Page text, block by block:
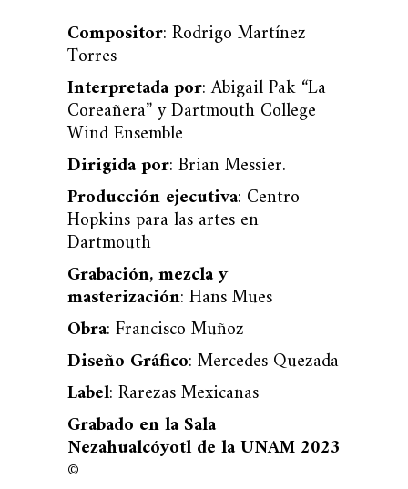
Compositor: Rodrigo Martínez
Torres
Interpretada por: Abigail Pak “La
Coreañera” y Dartmouth College
Wind Ensemble
Dirigida por: Brian Messier.
Producción ejecutiva: Centro
Hopkins para las artes en
Dartmouth
Grabación, mezcla y
masterización: Hans Mues
Obra: Francisco Muñoz
Diseño Gráfico: Mercedes Quezada
Label: Rarezas Mexicanas
Grabado en la Sala
Nezahualcóyotl de la UNAM 2023
©